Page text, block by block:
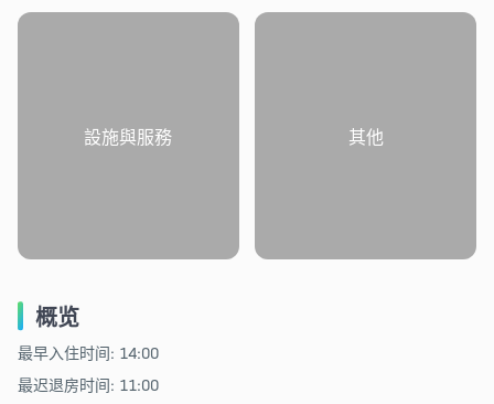
設施與服務 其他
概览
最早入住时间: 14:00
最迟退房时间: 11:00